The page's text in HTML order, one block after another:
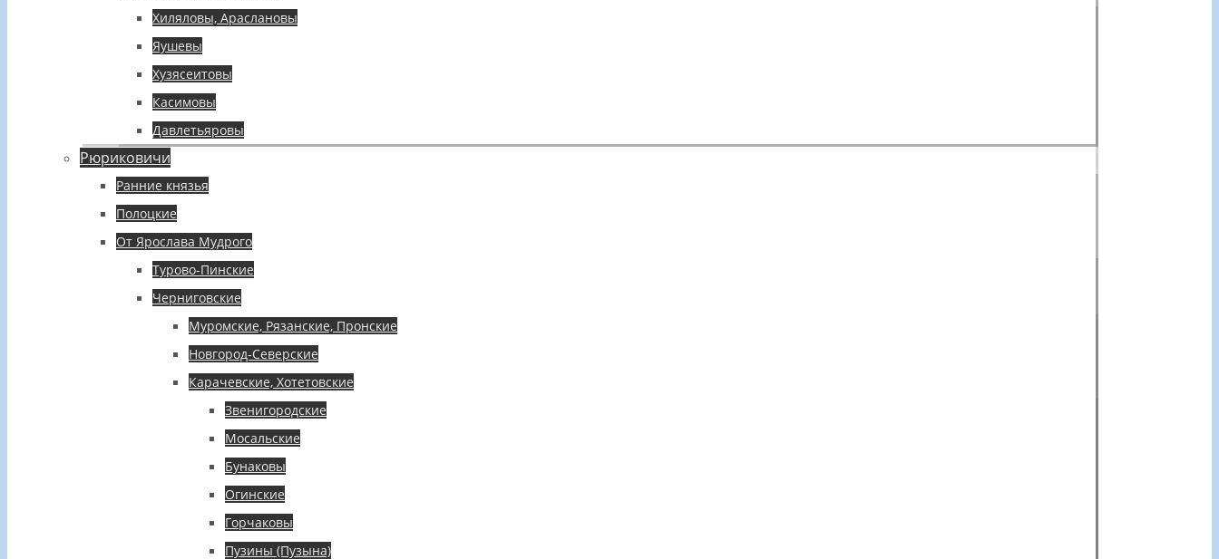
Хиляловы, Араслановы
Яушевы
Хузясеитовы
Касимовы
Давлетьяровы
Рюриковичи
Ранние князья
Полоцкие
От Ярослава Мудрого
Турово-Пинские
Черниговские
Муромские, Рязанские, Пронские
Новгород-Северские
Карачевские, Хотетовские
Звенигородские
Мосальские
Бунаковы
Огинские
Горчаковы
Пузины (Пузына)